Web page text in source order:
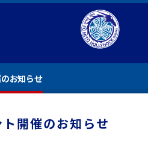
お知らせ
開催のお知らせ